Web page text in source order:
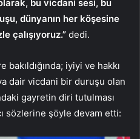
bu vicdani sesi, bu
dünyanın her köşesine
çalışıyoruz.” dedi.
iyiyi ve hakkı
dair vicdani bir duruşu olan
gayretin diri tutulması
sözlerine şöyle devam etti: